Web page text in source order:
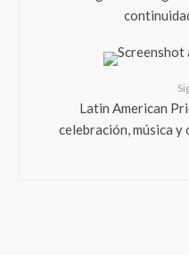
Latin American
celebración, música